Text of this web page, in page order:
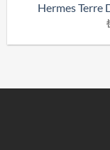
Hermes Terre